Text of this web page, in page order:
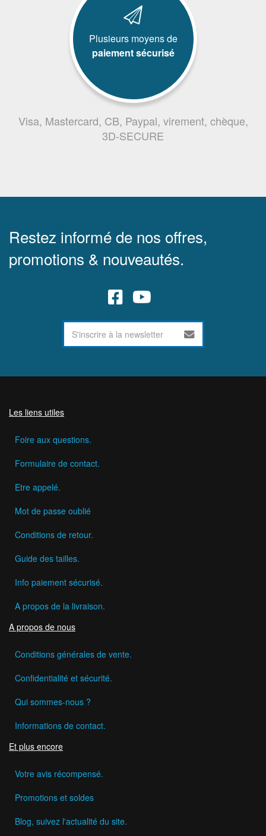
Plusieurs moyens de
paiement sécurisé
Visa, Mastercard, CB, Paypal, virement, chèque,
3D-SECURE
Restez informé de nos offres,
promotions & nouveautés.
Les liens utiles
Foire aux questions.
Formulaire de contact.
Etre appelé.
Mot de passe oublié
Conditions de retour.
Guide des tailles.
Info paiement sécurisé.
A propos de la livraison.
A propos de nous
Conditions générales de vente.
Confidentialité et sécurité.
Qui sommes-nous ?
Informations de contact.
Et plus encore
Votre avis récompensé.
Promotions et soldes
Blog, suivez l'actualité du site.